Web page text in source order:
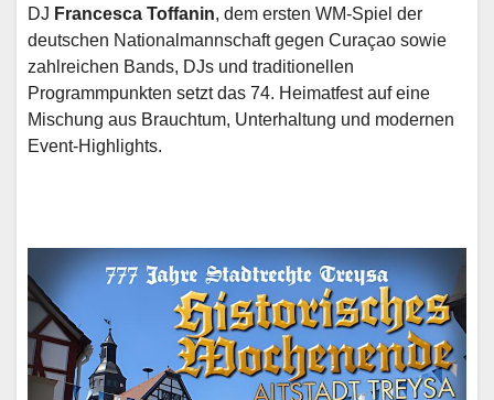
DJ Francesca Toffanin, dem ersten WM-Spiel der
deutschen Nationalmannschaft gegen Curaçao sowie
zahlreichen Bands, DJs und traditionellen
Programmpunkten setzt das 74. Heimatfest auf eine
Mischung aus Brauchtum, Unterhaltung und modernen
Event-Highlights.